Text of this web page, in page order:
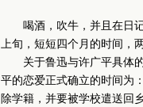
喝酒，吹牛，并且在日记
上旬，短短四个月的时间，
关于鲁迅与许广平具体的
平的恋爱正式确立的时间为
除学籍，并要被学校遣送回